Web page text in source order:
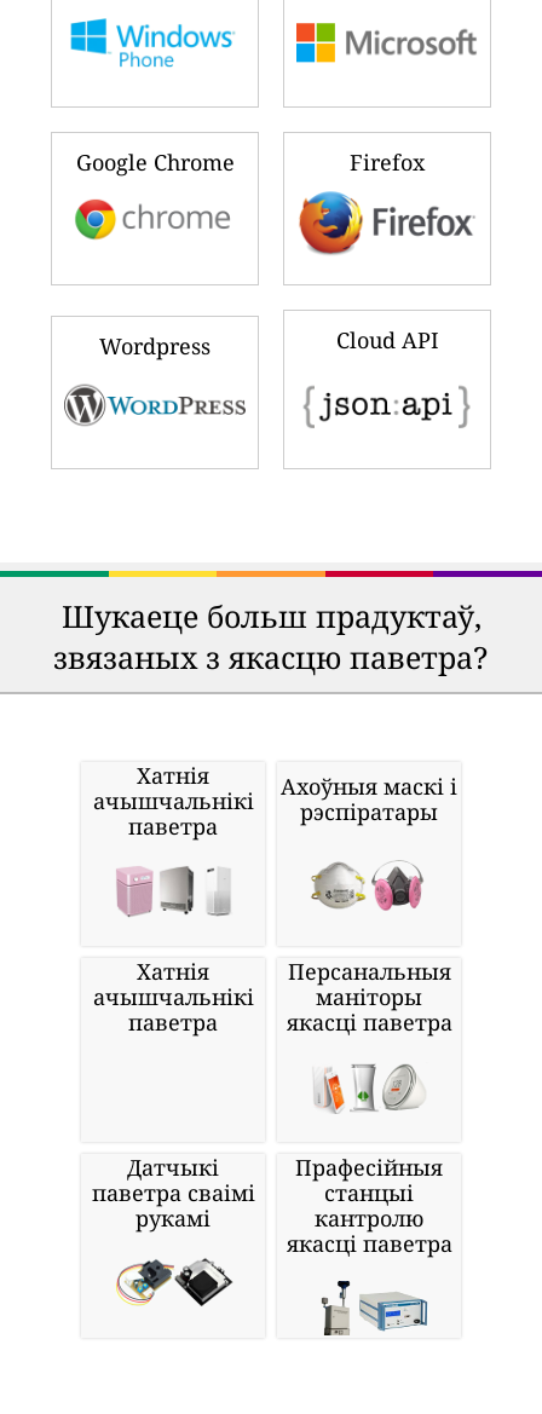
Google Chrome Firefox
Wordpress Cloud API
Шукаеце больш прадуктаў,
звязаных з якасцю паветра?
Хатнія
ачышчальнікі
паветра
Ахоўныя маскі і
рэспіратары
Хатнія
ачышчальнікі
паветра
Персанальныя
маніторы
якасці паветра
Датчыкі
паветра сваімі
рукамі
Прафесійныя
станцыі
кантролю
якасці паветра